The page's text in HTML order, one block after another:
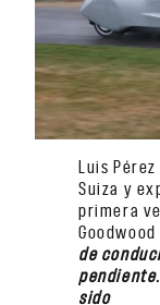
Luis
Suiza y
primera
Goodwood
de
sido